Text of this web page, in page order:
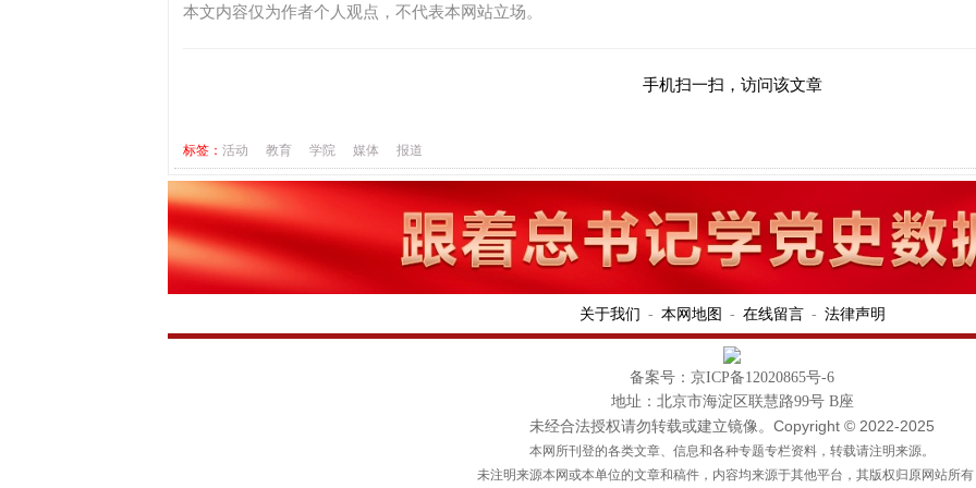
本文内容仅为作者个人观点，不代表本网站立场。
手机扫一扫，访问该文章
标签： 活动 教育 学院 媒体 报道
关于我们 - 本网地图 - 在线留言- 法律声明
备案号：京ICP备12020865号-6
地址：北京市海淀区联慧路99号 B座
未经合法授权请勿转载或建立镜像。Copyright © 2022-2025
本网所刊登的各类文章、信息和各种专题专栏资料，转载请注明来源。
未注明来源本网或本单位的文章和稿件，内容均来源于其他平台，其版权归原网站所